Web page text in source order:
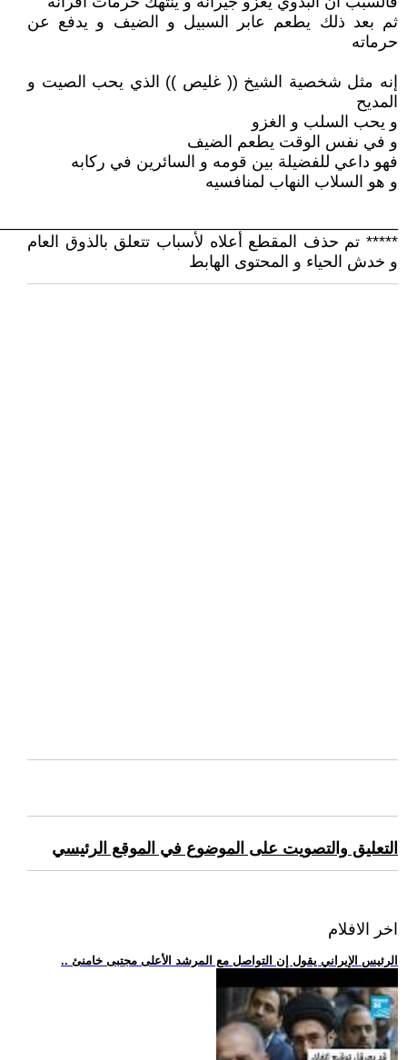
ثم بعد ذلك يطعم عابر السبيل و الضيف و يدفع عن
حرماته
إنه مثل شخصية الشيخ (( غليص )) الذي يحب الصيت و
المديح
و يحب السلب و الغزو
و في نفس الوقت يطعم الضيف
فهو داعي للفضيلة بين قومه و السائرين في ركابه
و هو السلاب النهاب لمنافسيه
***** تم حذف المقطع أعلاه لأسباب تتعلق بالذوق العام
و خدش الحياء و المحتوى الهابط
التعليق والتصويت على الموضوع في الموقع الرئيسي
اخر الافلام
.. الرئيس الإيراني يقول إن التواصل مع المرشد الأعلى مجتبى خامنئ